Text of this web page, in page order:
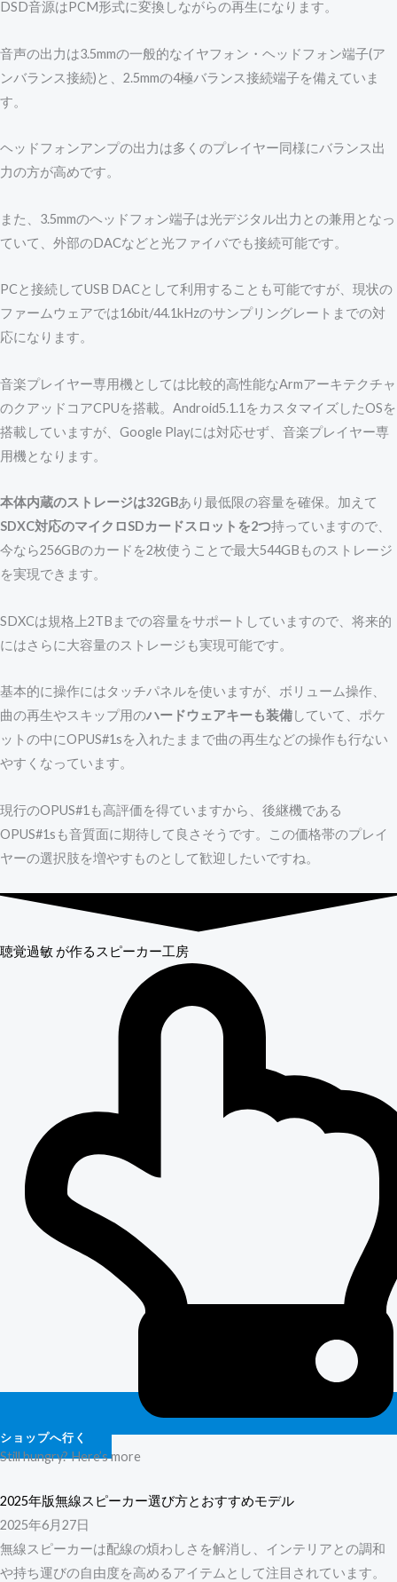
DSD音源はPCM形式に変換しながらの再生になります。
音声の出力は3.5mmの一般的なイヤフォン・ヘッドフォン端子(ア
ンバランス接続)と、2.5mmの4極バランス接続端子を備えていま
す。
ヘッドフォンアンプの出力は多くのプレイヤー同様にバランス出
力の方が高めです。
また、3.5mmのヘッドフォン端子は光デジタル出力との兼用となっ
ていて、外部のDACなどと光ファイバでも接続可能です。
PCと接続してUSB DACとして利用することも可能ですが、現状の
ファームウェアでは16bit/44.1kHzのサンプリングレートまでの対
応になります。
音楽プレイヤー専用機としては比較的高性能なArmアーキテクチャ
のクアッドコアCPUを搭載。Android5.1.1をカスタマイズしたOSを
搭載していますが、Google Playには対応せず、音楽プレイヤー専
用機となります。
本体内蔵のストレージは32GBあり最低限の容量を確保。加えて
SDXC対応のマイクロSDカードスロットを2つ持っていますので、
今なら256GBのカードを2枚使うことで最大544GBものストレージ
を実現できます。
SDXCは規格上2TBまでの容量をサポートしていますので、将来的
にはさらに大容量のストレージも実現可能です。
基本的に操作にはタッチパネルを使いますが、ボリューム操作、
曲の再生やスキップ用のハードウェアキーも装備していて、ポケ
ットの中にOPUS#1sを入れたままで曲の再生などの操作も行ない
やすくなっています。
現行のOPUS#1も高評価を得ていますから、後継機である
OPUS#1sも音質面に期待して良さそうです。この価格帯のプレイ
ヤーの選択肢を増やすものとして歓迎したいですね。
聴覚過敏 が作るスピーカー工房
ショップへ行く
Still hungry? Here’s more
2025年版無線スピーカー選び方とおすすめモデル
2025年6月27日
無線スピーカーは配線の煩わしさを解消し、インテリアとの調和
や持ち運びの自由度を高めるアイテムとして注目されています。